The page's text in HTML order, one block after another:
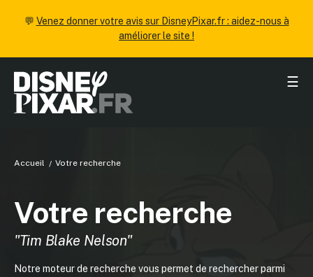
💬 Venez donner votre avis sur DisneyPixar.fr : aidez-nous à
améliorer le site !
☰
Accueil Votre recherche
Votre recherche
"Tim Blake Nelson"
Notre moteur de recherche vous permet de rechercher parmi